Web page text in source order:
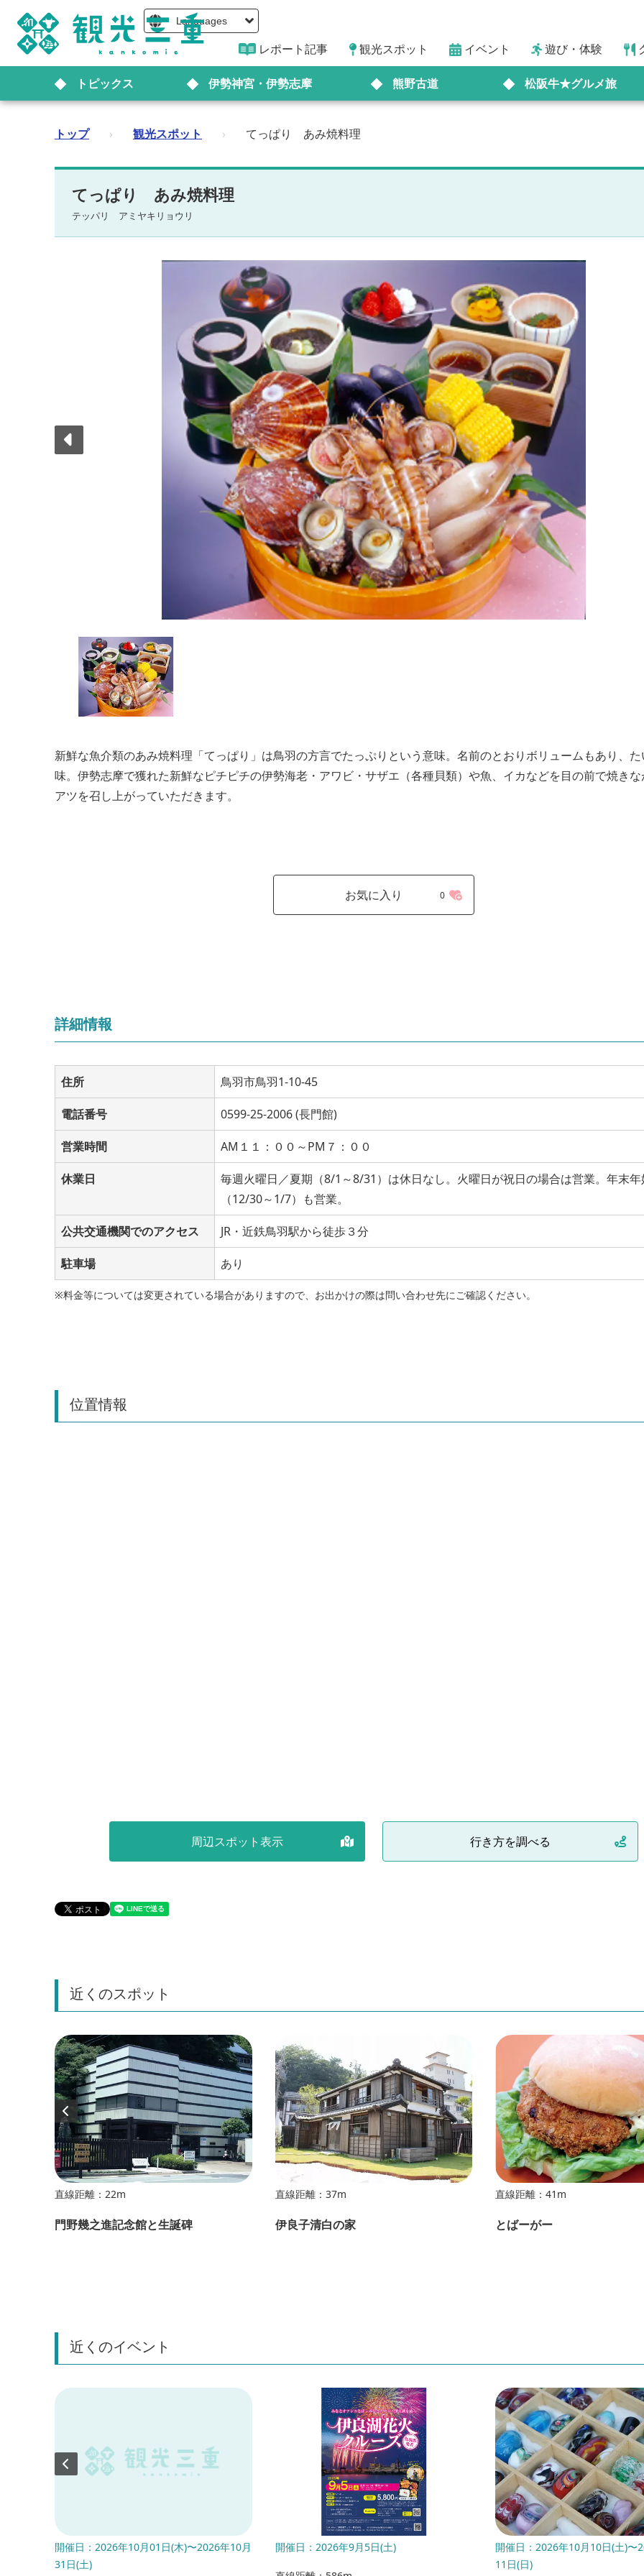
Languages
レポート記事 観光スポット イベント 遊び・体験
トピックス 伊勢神宮・伊勢志摩 熊野古道 松阪牛★グルメ旅
トップ › 観光スポット › てっぱり あみ焼料理
てっぱり あみ焼料理
テッパリ アミヤキリョウリ
新鮮な魚介類のあみ焼料理「てっぱり」は鳥羽の方言でたっぷりという意味。名前のとおりボリュームもあり、
味。伊勢志摩で獲れた新鮮なピチピチの伊勢海老・アワビ・サザエ（各種貝類）や魚、イカなどを目の前で焼き
アツを召し上がっていただきます。
お気に入り 0
詳細情報
住所 鳥羽市鳥羽1-10-45
電話番号 0599-25-2006 (長門館)
営業時間 AM１１：００～PM７：００
休業日
毎週火曜日／夏期（8/1～8/31）は休日なし。火曜日が祝日の場合は営業。年末年
（12/30～1/7）も営業。
公共交通機関でのアクセス JR・近鉄鳥羽駅から徒歩３分
駐車場 あり
※料金等については変更されている場合がありますので、お出かけの際は問い合わせ先にご確認ください。
位置情報
周辺スポット表示 行き方を調べる
近くのスポット
直線距離：22m
門野幾之進記念館と生誕碑
直線距離：37m
伊良子清白の家
直線距離：41m
とばーがー
近くのイベント
開催日：2026年10月01日(木)〜2026年10月
31日(土)
開催日：2026年9月5日(土)
開催日：2026年10月10日(土)〜
11日(日)